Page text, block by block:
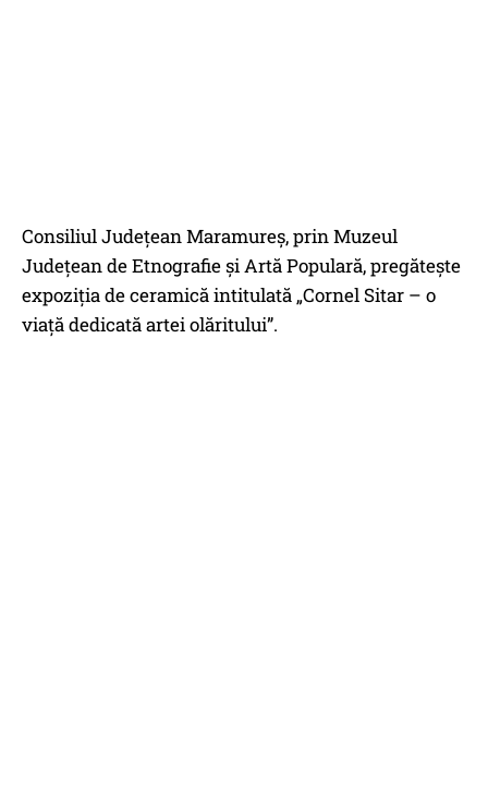
Consiliul Județean Maramureș, prin Muzeul
Județean de Etnografie și Artă Populară, pregătește
expoziția de ceramică intitulată „Cornel Sitar – o
viață dedicată artei olăritului”.